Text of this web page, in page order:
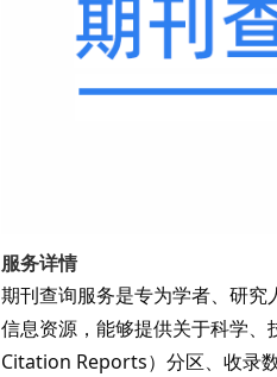
服务详情
期刊查询服务是专为学者、研
信息资源，能够提供关于科学、
Citation Reports）分区、收录